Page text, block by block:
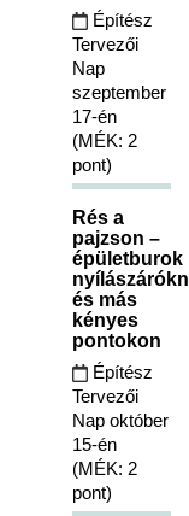
Építész
Tervezői
Nap
szeptember
17-én
(MÉK: 2
pont)
Rés a
pajzson –
épületburok
és más
kényes
pontokon
Építész
Tervezői
Nap október
15-én
(MÉK: 2
pont)